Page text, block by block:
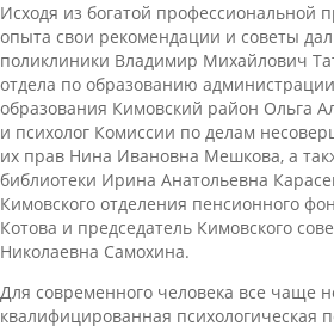
Исходя из богатой профессиональной
опыта свои рекомендации и советы
поликлиники Владимир Михайлович
отдела по образованию
образования Кимовский район Ольга
и психолог Комиссии по делам
их прав Нина Ивановна Мешкова, а
библиотеки Ирина Анатольевна
Кимовского отделения пенсионного
Котова и председатель Кимовского
Николаевна Самохина.
Для современного человека все чаще
квалифицированная психологическая